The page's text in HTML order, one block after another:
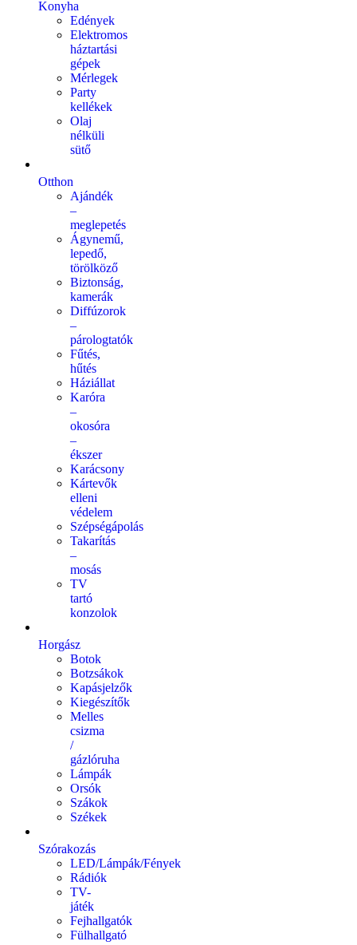
Konyha
Edények
Elektromos
háztartási
gépek
Mérlegek
Party
kellékek
Olaj
nélküli
sütő
Otthon
Ajándék
–
meglepetés
Ágynemű,
lepedő,
törölköző
Biztonság,
kamerák
Diffúzorok
–
párologtatók
Fűtés,
hűtés
Háziállat
Karóra
–
okosóra
–
ékszer
Karácsony
Kártevők
elleni
védelem
Szépségápolás
Takarítás
–
mosás
TV
tartó
konzolok
Horgász
Botok
Botzsákok
Kapásjelzők
Kiegészítők
Melles
csizma
/
gázlóruha
Lámpák
Orsók
Szákok
Székek
Szórakozás
LED/Lámpák/Fények
Rádiók
TV-
játék
Fejhallgatók
Fülhallgató